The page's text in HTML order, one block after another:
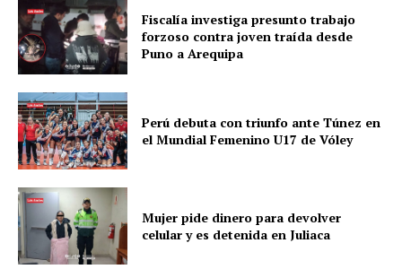
Fiscalía investiga presunto trabajo
forzoso contra joven traída desde
Puno a Arequipa
Perú debuta con triunfo ante Túnez en
el Mundial Femenino U17 de Vóley
Mujer pide dinero para devolver
celular y es detenida en Juliaca